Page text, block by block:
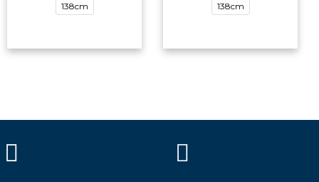
138cm 138cm